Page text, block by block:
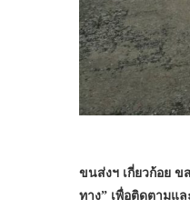
ขนส่งฯ เกี่ยวก้อย ข
ทาง” เพื่อติดตามแ